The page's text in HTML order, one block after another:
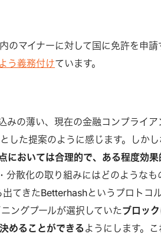
のマイナーに対して国に免許を申請
う義務付けています。
の薄い、現在の金融コンプライア
した提案のように感じます。しかし
においては合理的で、ある程度効果
分散化の取り組みにはどのようなも
てきたBetterhashというプロトコ
ングプールが選択していたブロッ
めることができるようにします。こ